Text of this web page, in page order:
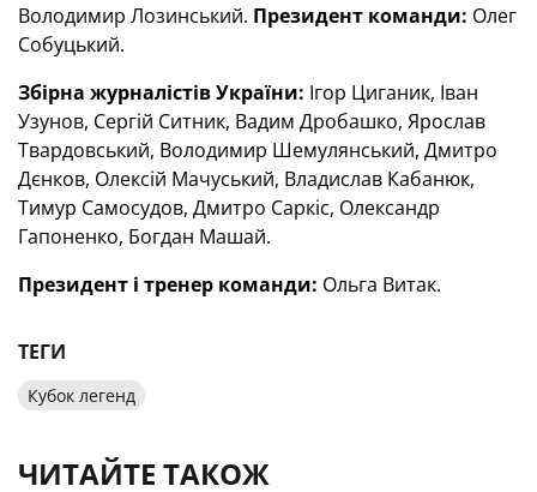
Володимир Лозинський. Президент команди: Олег
Собуцький.
Збірна журналістів України: Ігор Циганик, Іван
Узунов, Сергій Ситник, Вадим Дробашко, Ярослав
Твардовський, Володимир Шемулянський, Дмитро
Дєнков, Олексій Мачуський, Владислав Кабанюк,
Тимур Самосудов, Дмитро Саркіс, Олександр
Гапоненко, Богдан Машай.
Президент і тренер команди: Ольга Витак.
ТЕГИ
Кубок легенд
ЧИТАЙТЕ ТАКОЖ